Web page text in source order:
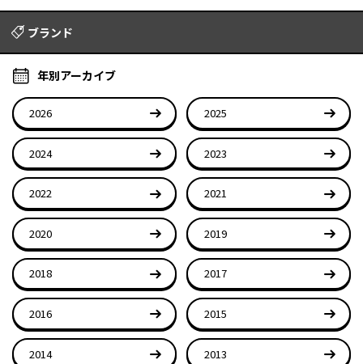
ブランド
年別アーカイブ
2026 2025
2024 2023
2022 2021
2020 2019
2018 2017
2016 2015
2014 2013